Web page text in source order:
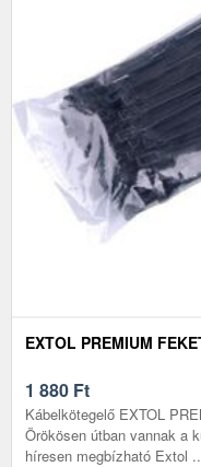
EXTOL PREMIUM
1 880 Ft
Kábelkötegelő EXTOL
Örökösen útban vannak a
híresen megbízható Extol